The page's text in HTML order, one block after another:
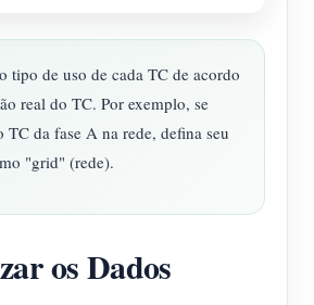
tipo de uso de cada TC de acordo
real do TC. Por exemplo, se
TC da fase A na rede, defina seu
"grid" (rede).
os Dados